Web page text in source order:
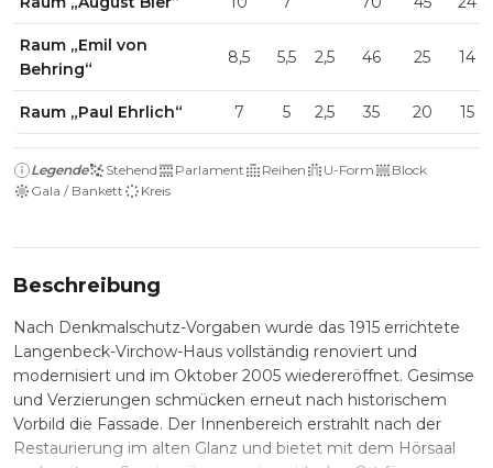
Raum „Emil von
Behring“
8,5 5,5 2,5 46 25 14
Raum „Paul Ehrlich“ 7 5 2,5 35 20 15
Legende Stehend Parlament Reihen U-Form
Block
Gala / Bankett
Kreis
Beschreibung
Nach Denkmalschutz-Vorgaben wurde das 1915 errichtete
Langenbeck-Virchow-Haus vollständig renoviert und
modernisiert und im Oktober 2005 wiedereröffnet. Gesimse
und Verzierungen schmücken erneut nach historischem
Vorbild die Fassade. Der Innenbereich erstrahlt nach der
Restaurierung im alten Glanz und bietet mit dem Hörsaal